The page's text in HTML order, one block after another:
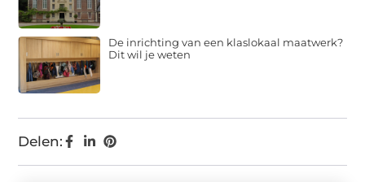
Delen:
De inrichting van een klaslokaal maatwerk?
Dit wil je weten